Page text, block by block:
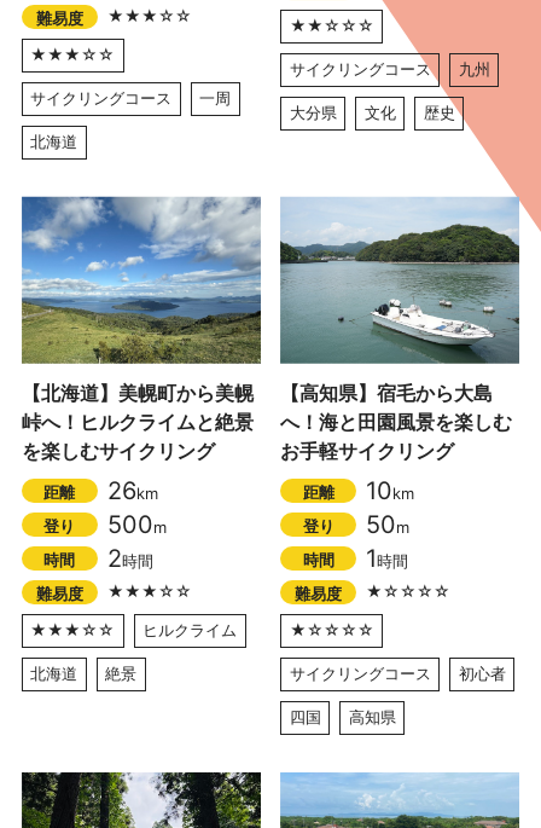
難易度
★★★☆☆
★★★☆☆
サイクリングコース 一周
北海道
★★☆☆☆
サイクリングコース 九州
大分県 文化 歴史
【北海道】美幌町から美幌
峠へ！ヒルクライムと絶景
を楽しむサイクリング
距離 26km
登り
500m
時間
2時間
難易度
★★★☆☆
★★★☆☆
ヒルクライム
北海道 絶景
【高知県】宿毛から大島
へ！海と田園風景を楽しむ
お手軽サイクリング
距離 10km
登り
50m
時間
1時間
難易度
★☆☆☆☆
★☆☆☆☆
サイクリングコース 初心者
四国 高知県